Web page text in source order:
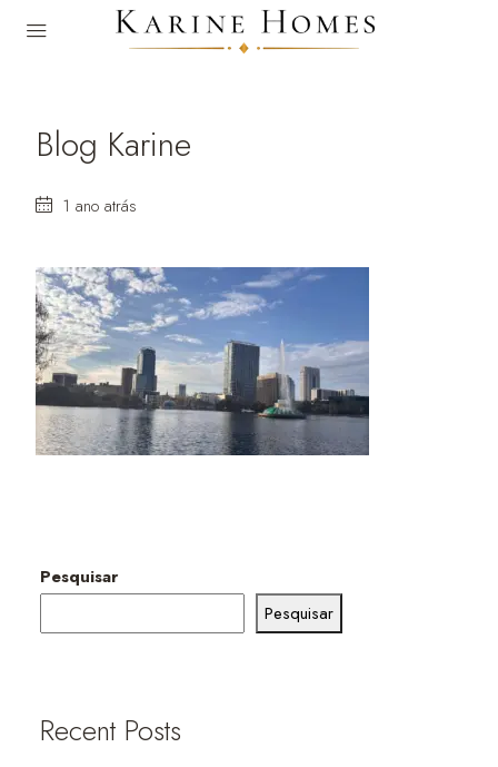
Blog Karine
1 ano atrás
Pesquisar
Pesquisar
Recent Posts